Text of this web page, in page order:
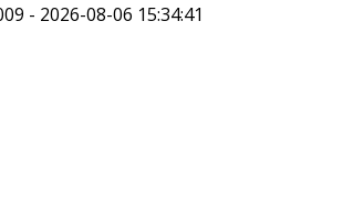
- 2026-08-06 15:34:41